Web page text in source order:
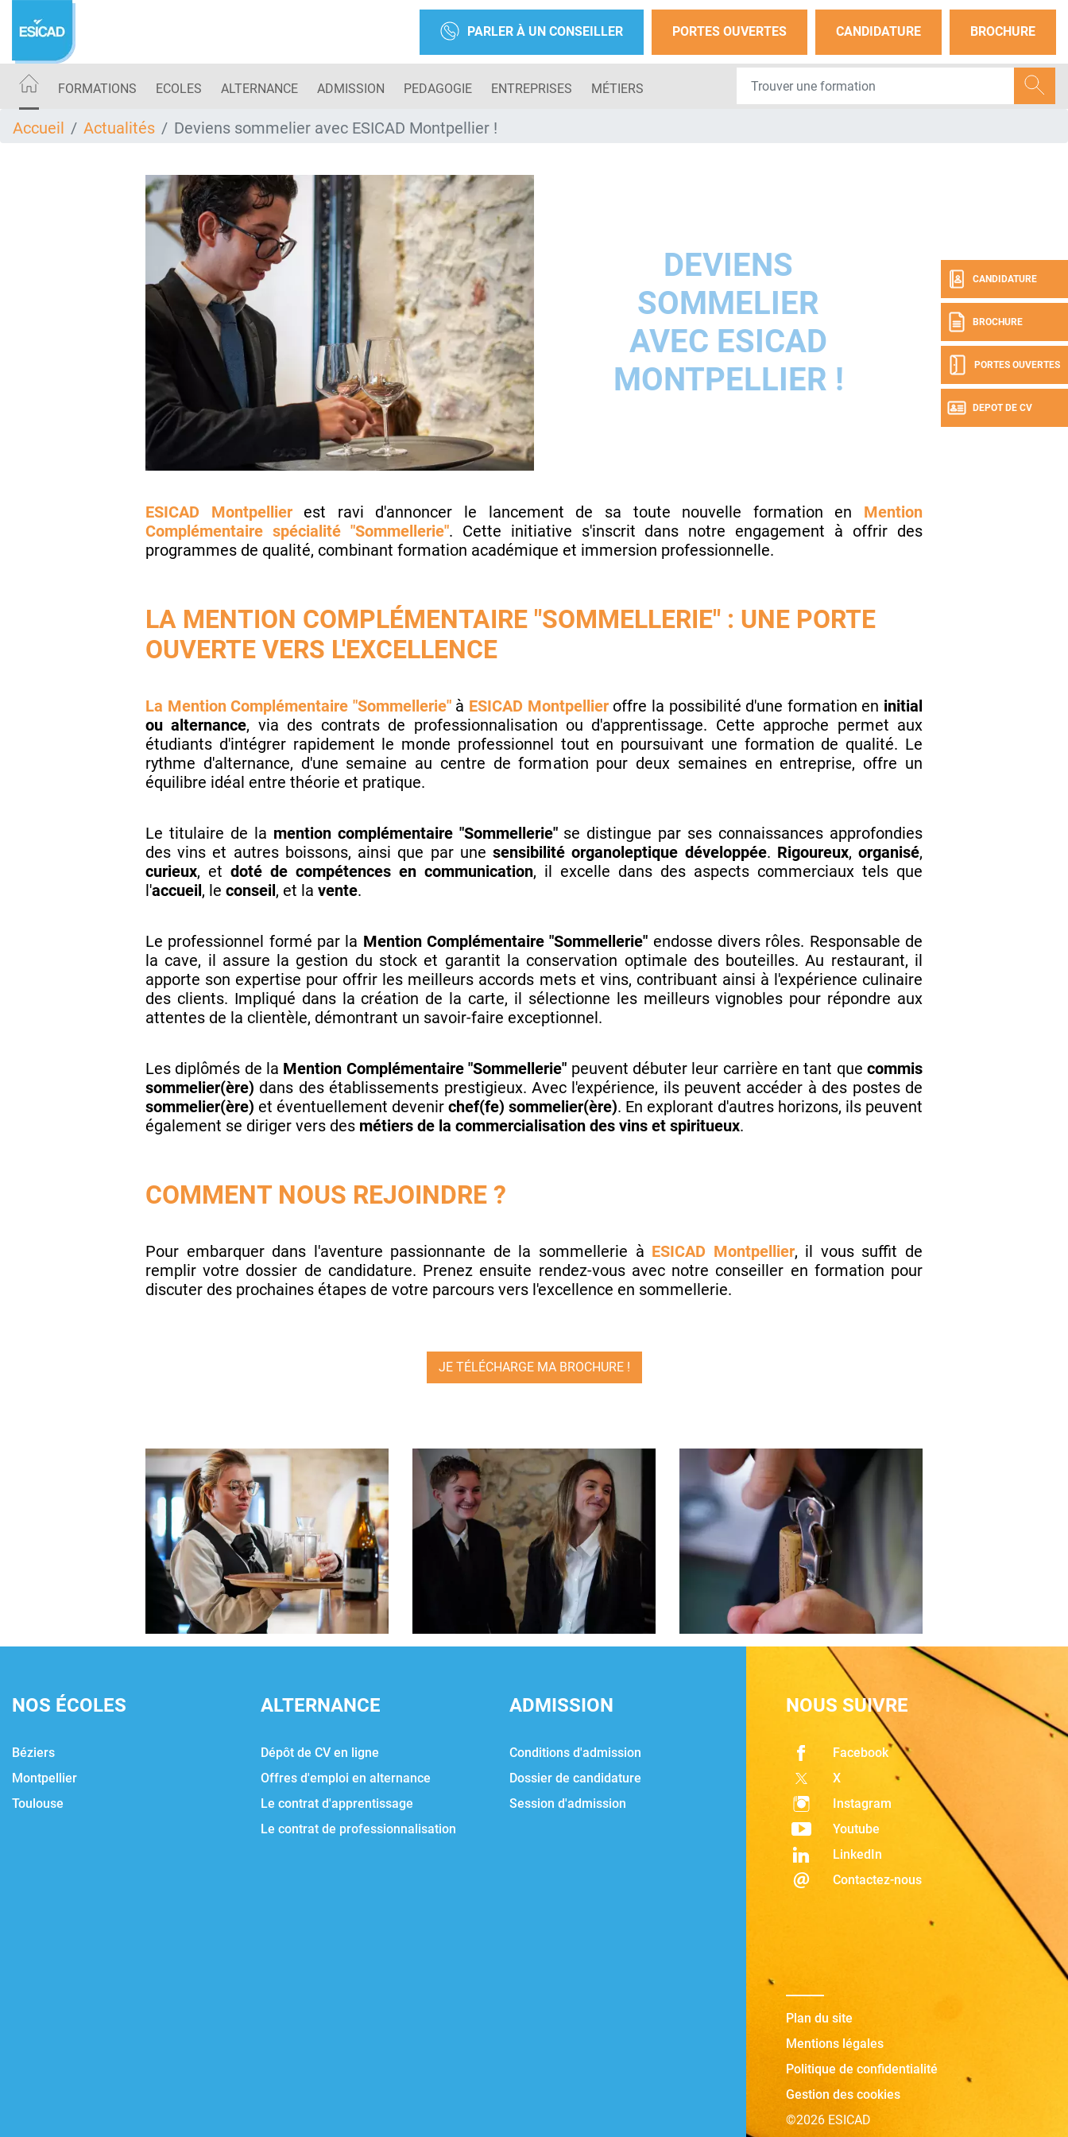
contenu
PARLER À UN CONSEILLER PORTES OUVERTES CANDIDATURE BROCHURE
FORMATIONS ECOLES ALTERNANCE ADMISSION PEDAGOGIE ENTREPRISES MÉTIERS
CANDIDATURE
BROCHURE
PORTES OUVERTES
DEPOT DE CV
Accueil Actualités Deviens sommelier avec ESICAD Montpellier !
DEVIENS
SOMMELIER
AVEC ESICAD
MONTPELLIER !
ESICAD Montpellierest ravi d'annoncer le lancement de sa toute nouvelle formation en Mention
Complémentaire spécialité "Sommellerie". Cette initiative s'inscrit dans notre engagement à offrir des
programmes de qualité, combinant formation académique et immersion professionnelle.
LA MENTION COMPLÉMENTAIRE "SOMMELLERIE" : UNE PORTE
OUVERTE VERS L'EXCELLENCE
La Mention Complémentaire "Sommellerie"à ESICAD Montpellieroffre la possibilité d'une formation en initial
ou alternance, via des contrats de professionnalisation ou d'apprentissage. Cette approche permet aux
étudiants d'intégrer rapidement le monde professionnel tout en poursuivant une formation de qualité. Le
rythme d'alternance, d'une semaine au centre de formation pour deux semaines en entreprise, offre un
équilibre idéal entre théorie et pratique.
Le titulaire de la mention complémentaire "Sommellerie"se distingue par ses connaissances approfondies
des vins et autres boissons, ainsi que par unesensibilité organoleptique développée. Rigoureux,organisé,
curieux, et doté de compétences en communication, il excelle dans des aspects commerciaux tels que
l'accueil, le conseil, et la vente.
Le professionnel formé par la Mention Complémentaire "Sommellerie" endosse divers rôles. Responsable de
la cave, il assure la gestion du stock et garantit la conservation optimale des bouteilles. Au restaurant, il
apporte son expertise pour offrir les meilleurs accords mets et vins, contribuant ainsi à l'expérience culinaire
des clients. Impliqué dans la création de la carte, il sélectionne les meilleurs vignobles pour répondre aux
attentes de la clientèle, démontrant un savoir-faire exceptionnel.
Les diplômés de la Mention Complémentaire "Sommellerie" peuvent débuter leur carrière en tant quecommis
sommelier(ère) dans des établissements prestigieux. Avec l'expérience, ils peuvent accéder à des postes de
sommelier(ère) et éventuellement devenir chef(fe) sommelier(ère). En explorant d'autres horizons, ils peuvent
également se diriger vers des métiers de la commercialisation des vins et spiritueux.
COMMENT NOUS REJOINDRE ?
Pour embarquer dans l'aventure passionnante de la sommellerie à ESICAD Montpellier, il vous suffit de
remplir votre dossier de candidature. Prenez ensuite rendez-vous avec notre conseiller en formation pour
discuter des prochaines étapes de votre parcours vers l'excellence en sommellerie.
JE TÉLÉCHARGE MA BROCHURE !
NOS ÉCOLES
Béziers
Montpellier
Toulouse
ALTERNANCE
Dépôt de CV en ligne
Offres d'emploi en alternance
Le contrat d'apprentissage
Le contrat de professionnalisation
ADMISSION
Conditions d'admission
Dossier de candidature
Session d'admission
NOUS SUIVRE
Facebook
X
Instagram
Youtube
LinkedIn
Contactez-nous
Plan du site
Mentions légales
Politique de confidentialité
Gestion des cookies
©2026 ESICAD